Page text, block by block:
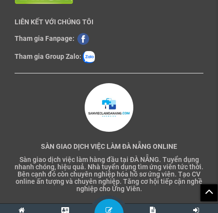
LIÊN KẾT VỚI CHÚNG TÔI
Tham gia Fanpage:
Tham gia Group Zalo:
SÀN GIAO DỊCH VIỆC LÀM ĐÀ NẴNG ONLINE
Sàn giao dịch việc làm hàng đầu tại ĐÀ NẴNG. Tuyển dụng
nhanh chóng, hiệu quả. Nhà tuyển dụng tìm ứng viên tức thời.
Bên cạnh đó còn chuyên nghiệp hóa hồ sơ ứng viên. Tạo CV
online ấn tượng và chuyên nghiệp. Tăng cơ hội tiếp cận nghề
nghiệp cho Ứng Viên.